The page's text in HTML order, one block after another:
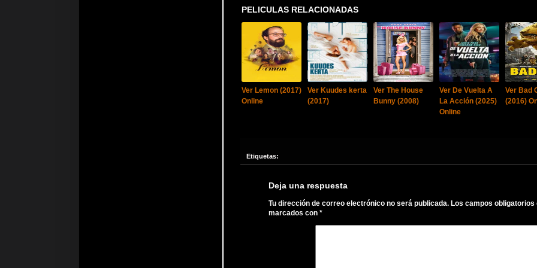
PELICULAS RELACIONADAS
Ver Lemon (2017)
Online
Ver Kuudes kerta
(2017)
Ver The House
Bunny (2008)
Ver De Vuelta A
La Acción (2025)
Online
Ver Bad
(2016)
Etiquetas:
Deja una respuesta
Tu dirección de correo electrónico no será publicada. Los campos obligatorios
marcados con *